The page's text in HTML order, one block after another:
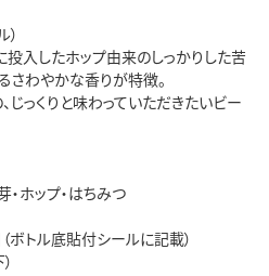
入したホップ由来のしっかりした苦
さわやかな香りが特徴。
っくりと味わっていただきたいビー
ホップ・はちみつ
トル底貼付シールに記載）